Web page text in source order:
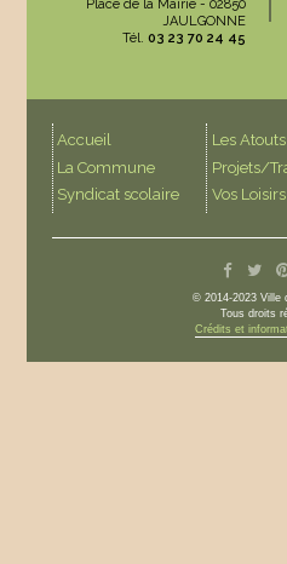
Place de la Mairie - 02850
JAULGONNE
Tél. 03 23 70 24 45
Accueil
La Commune
Syndicat scolaire
Les Atouts
Projets/
Vos Loisirs
© 2014-2023 Ville
Tous droits
Crédits et